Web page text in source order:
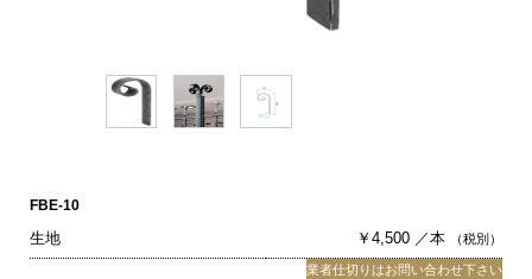
FBE-10
生地 ￥4,500 ／本 （税別）
業者仕切りはお問い合わせ下さい